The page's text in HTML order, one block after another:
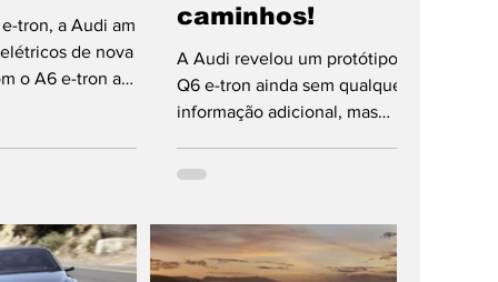
tron, a Audi amplia
de nova
o A6 e-tron a
caminhos!
A Audi revelou um protótipo do
Q6 e-tron ainda sem qualquer
informação adicional, mas
extremos, dispondo mesmo